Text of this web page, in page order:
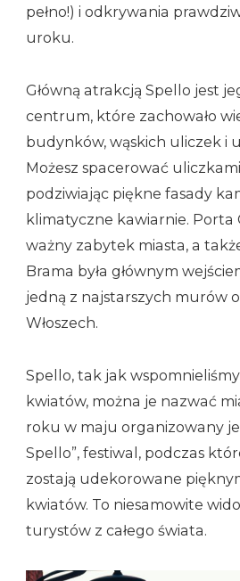
pełno!) i odkrywania
uroku.
Główną atrakcją Spello jest
centrum, które zachowało
budynków, wąskich uliczek i
Możesz spacerować
podziwiając piękne fasady
klimatyczne kawiarnie. Porta
ważny zabytek miasta, a
Brama była głównym
jedną z najstarszych murów
Włoszech.
Spello, tak jak
kwiatów, można je nazwać
roku w maju organizowany
Spello”, festiwal, podczas
zostają udekorowane
kwiatów. To niesamowite
turystów z całego świata.